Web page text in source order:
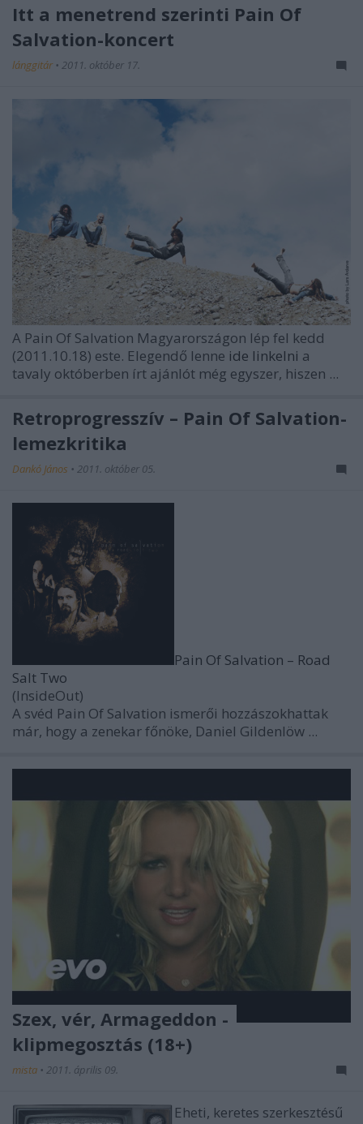
Itt a menetrend szerinti Pain Of
Salvation-koncert
lánggitár • 2011. október 17.
A Pain Of Salvation Magyarországon lép fel kedd
(2011.10.18) este. Elegendő lenne ide linkelni a
tavaly októberben írt ajánlót még egyszer, hiszen ...
Retroprogresszív – Pain Of Salvation-
lemezkritika
Dankó János • 2011. október 05.
Pain Of Salvation – Road
Salt Two
(InsideOut)
A svéd Pain Of Salvation ismerői hozzászokhattak
már, hogy a zenekar főnöke, Daniel Gildenlöw ...
Szex, vér, Armageddon -
klipmegosztás (18+)
mista • 2011. április 09.
Eheti, keretes szerkesztésű